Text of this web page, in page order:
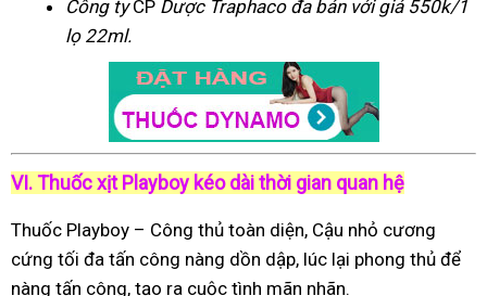
Công tyCP Dược Traphacođa bán với giá 550k/1
lọ 22ml.
VI. Thuốc xịt Playboy kéo dài thời gian quan hệ
Thuốc Playboy – Công thủ toàn diện, Cậu nhỏ cương
cứng tối đa tấn công nàng dồn dập, lúc lại phong thủ để
nàng tấn công, tạo ra cuộc tình mãn nhãn.